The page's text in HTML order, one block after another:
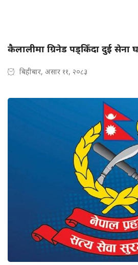
कैलालीमा ग्रिनेड पड्किँदा दुई सेना
बिहीबार, असार ११, २०८३